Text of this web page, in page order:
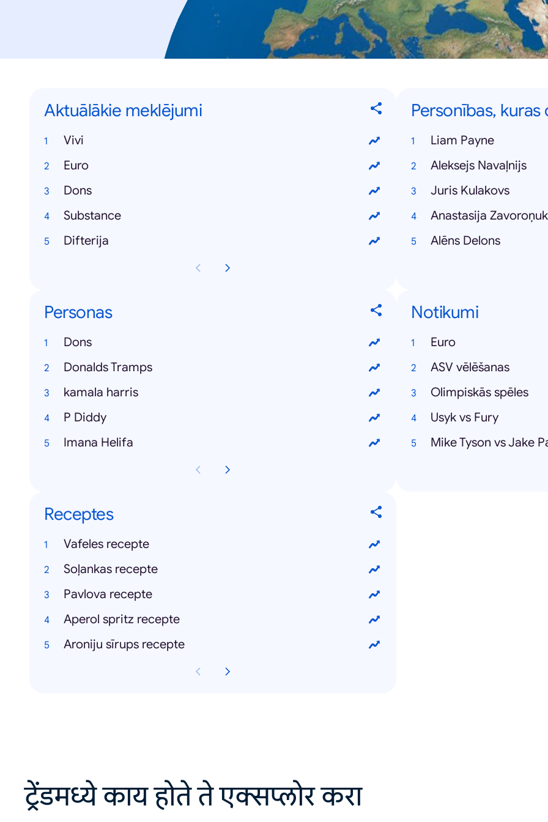
Aktuālākie meklējumi
Vivi
Euro
Dons
Substance
Difterija
Personības,
Liam Payne
Aleksejs Navaļnijs
Juris Kulakovs
Anastasija
Alēns Delons
Personas
Dons
Donalds Tramps
kamala harris
P Diddy
Imana Helifa
Notikumi
Euro
ASV vēlēšanas
Olimpiskās spēles
Usyk vs Fury
Mike Tyson vs Jake
Receptes
Vafeles recepte
Soļankas recepte
Pavlova recepte
Aperol spritz recepte
Aroniju sīrups recepte
ट्रेंडमध्ये काय होते ते एक्सप्लोर करा